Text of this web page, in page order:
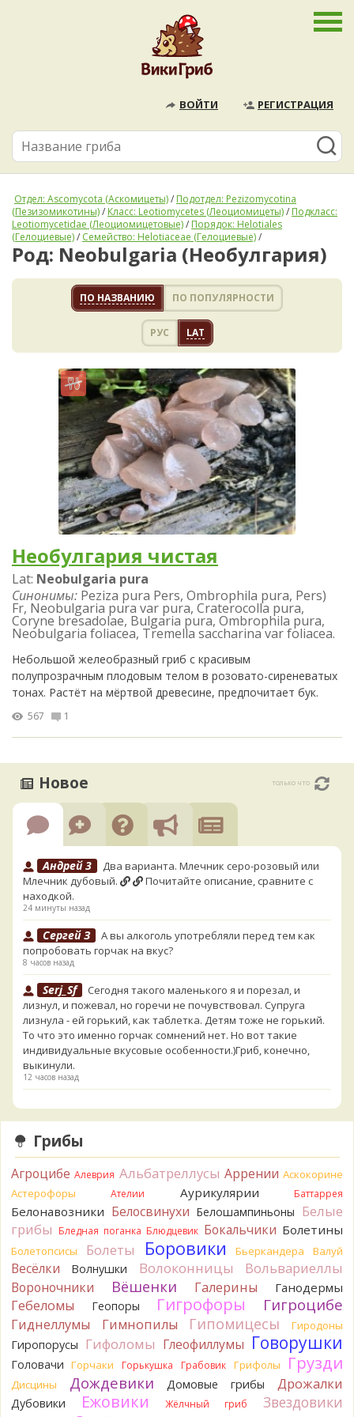
ВОЙТИ РЕГИСТРАЦИЯ
Отдел: Ascomycota (Аскомицеты)/ Подотдел: Pezizomycotina
(Пезизомикотины)/ Класс: Leotiomycetes (Леоциомицеты)/ Подкласс:
Leotiomycetidae (Леоциомицетовые)/ Порядок: Helotiales
(Гелоциевые)/ Семейство: Helotiaceae (Гелоциевые)/
Род: Neobulgaria (Необулгария)
ПО НАЗВАНИЮ ПО ПОПУЛЯРНОСТИ
РУС LAT
Необулгария чистая
Lat: Neobulgaria pura
Синонимы: Peziza pura Pers, Ombrophila pura, Pers)
Fr, Neobulgaria pura var pura, Craterocolla pura,
Coryne bresadolae, Bulgaria pura, Ombrophila pura,
Neobulgaria foliacea, Tremella saccharina var foliacea.
Небольшой желеобразный гриб с красивым
полупрозрачным плодовым телом в розовато-сиреневатых
тонах. Растёт на мёртвой древесине, предпочитает бук.
567 1
Новое только что
Андрей 3
Два варианта. Млечник серо-розовый или
Млечник дубовый.
Почитайте описание, сравните с
находкой.
24 минуты назад
Сергей З
А вы алкоголь употребляли перед тем как
попробовать горчак на вкус?
8 часов назад
Serj_Sf
Сегодня такого маленького я и порезал, и
лизнул, и пожевал, но горечи не почувствовал. Супруга
лизнула - ей горький, как таблетка. Детям тоже не горький.
То что это именно горчак сомнений нет. Но вот такие
индивидуальные вкусовые особенности.)Гриб, конечно,
выкинули.
12 часов назад
Misha35
14 часов назад
BorisM
Вот как раз зонтика пестрого там
точно нет! P.S. Вячеслав, мы ждём ваших подтверждений
насчёт того, что на разных фото не один и тот же гриб. Они
и по виду разные, а не просто разные экземпляры. Но
хорошо было бы упорядочить это с вашим участием.
Разные грибы нужно разнести по разным вопросам!
14 часов назад
Однозначно польский!
14 часов назад
Николай, дайте уточнение насчёт изменения
цвета гриба на срезе. Без этой информации до конца
сложно выбрать между жёлтым и собачьим груздями!
20 часов назад
BorisM Очевидный подберезовик!
Грибы
Агроцибе Алеврия Альбатреллусы Аррении Аскокорине
Астерофоры
Ателии Аурикулярии Баттаррея
Белонавозники Белосвинухи Белошампиньоны Белые
грибы Бледная поганка Блюдцевик Бокальчики Болетины
Болетопсисы Болеты Боровики Бьеркандера Валуй
Весёлки Волнушки Волоконницы Вольвариеллы
Вороночники Вёшенки Галерины Ганодермы
Гебеломы Геопоры Гигрофоры Гигроцибе
Гиднеллумы Гимнопилы Гипомицесы Гиродоны
Гиропорусы Гифоломы Глеофиллумы Говорушки
Головачи Горчаки Горькушка Грабовик Грифолы Грузди
Дисцины Дождевики Домовые грибы Дрожалки
Дубовики Ежовики Жёлчный гриб Звездовики